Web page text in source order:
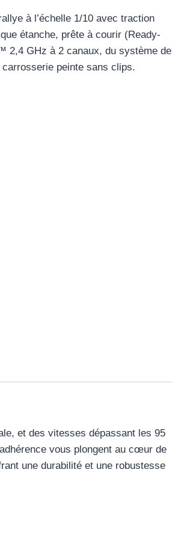
à l’échelle 1/10 avec traction
étanche, prête à courir (Ready-
2,4 GHz à 2 canaux, du système de
carrosserie peinte sans clips.
et des vitesses dépassant les 95
vous plongent au cœur de
une durabilité et une robustesse